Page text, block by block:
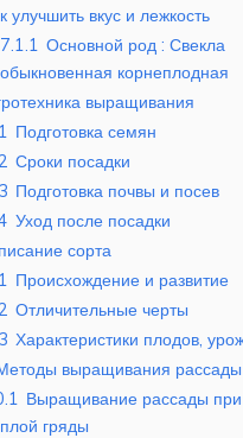
улучшить вкус и лежкость
7.1.1 Основной род : Свекла
обыкновенная корнеплодная
выращивания
Подготовка семян
Сроки посадки
Подготовка почвы и посев
Уход после посадки
сорта
Происхождение и развитие
Отличительные черты
Характеристики плодов,
выращивания рассады
Выращивание рассады
гряды